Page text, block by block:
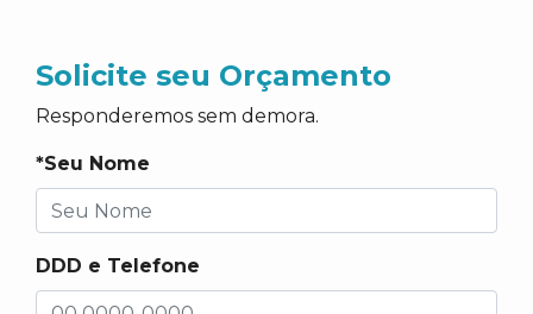
Solicite seu Orçamento
Responderemos sem demora.
*Seu Nome
DDD e Telefone